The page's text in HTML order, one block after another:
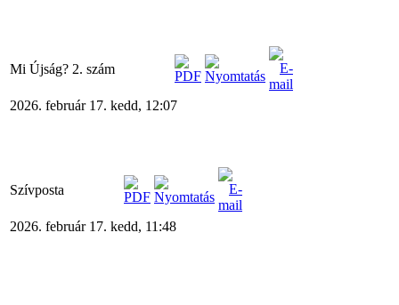
Mi Újság? 2. szám
2026. február 17. kedd, 12:07
Szívposta
2026. február 17. kedd, 11:48